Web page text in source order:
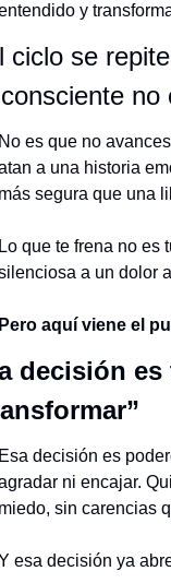
y
ciclo se
no
es que no
a una historia
segura que una
que te frena no es
a un dolor
aquí viene el
decisión es
decisión es
ni encajar.
sin carencias
esa decisión ya